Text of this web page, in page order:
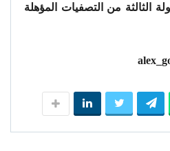
الثالثة من التصفيات المؤهلة